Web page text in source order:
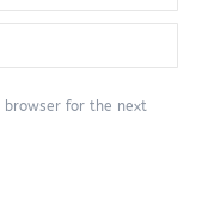
browser for the next